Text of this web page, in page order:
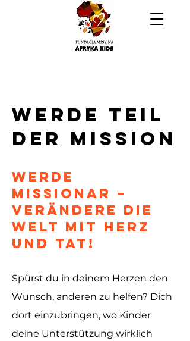
WERDE TEIL
DER MISSION
Werde
Missionar –
verändere die
Welt mit Herz
und Tat!
Spürst du in deinem Herzen den
Wunsch, anderen zu helfen? Dich
dort einzubringen, wo Kinder
deine Unterstützung wirklich